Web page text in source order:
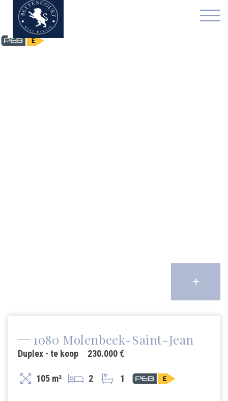
1080 Molenbeek-Saint-Jean
230.000 €
Duplex - te koop
105 m² 2 1